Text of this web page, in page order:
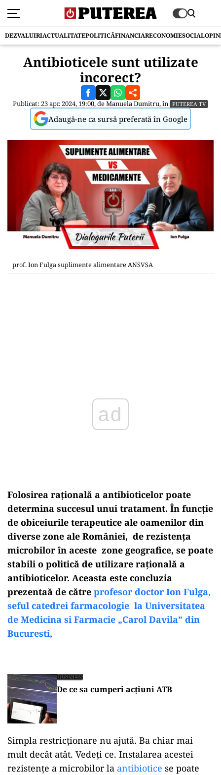
DEZVALUIRIACTUALITATEPOLITICĂFINANCIARECONOMIESOCIAL
Antibioticele sunt utilizate
incorect?
Publicat: 23 apr. 2024, 19:00, deManuela Dumitru, în PUTEREA TV
Adaugă-ne ca sursă preferată în Google
prof. Ion Fulga suplimente alimentare ANSVSA
Folosirea rațională a antibioticelor poate
determina succesul unui tratament. În funcție
de obiceiurile terapeutice ale oamenilor din
diverse zone ale României, de rezistența
microbilor în aceste zone geografice, se poate
stabili o politică de utilizare rațională a
antibioticelor. Aceasta este concluzia
prezentaă de către profesor doctor Ion Fulga,
seful catedrei farmacologie la Universitatea
de Medicina si Farmacie „Carol Davila” din
Bucuresti,
BUSINESS
De ce sa cumperi acțiuni ATB
Simpla restricționare nu ajută. Ba chiar mai
mult decât atât. Vedeți ce. Instalarea acestei
rezistențe a microbilor la antibiotice se poate